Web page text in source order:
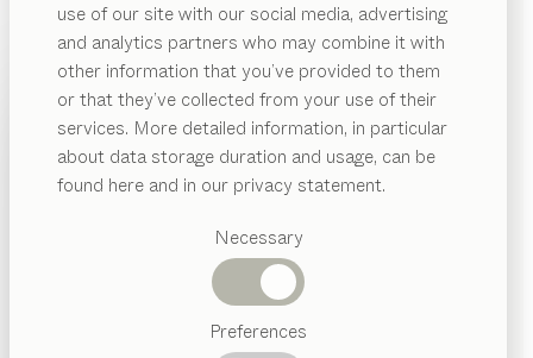
use of our site with our social media, advertising
and analytics partners who may combine it with
other information that you’ve provided to them
or that they’ve collected from your use of their
services. More detailed information, in particular
about data storage duration and usage, can be
found here and in our privacy statement.
Necessary
Preferences
Vorgeschlagene
Kategorien
PRODUKTE
INSPIRATION
ÜBER UNS
Präzise Flächen und Kanten der feinen
Glasummantelung definieren die kubistisch klare
Formgebung von cubus pure. Eine Vielzahl an
Konfigurationen und Glas in Wunschfarbe setzen der
individuellen Gestaltungsfreiheit kaum Grenzen.
HÄNDLER FINDEN
Wenn nicht anders angeführt, werden alle
Holzoberflächen mit reinem Naturöl veredelt.